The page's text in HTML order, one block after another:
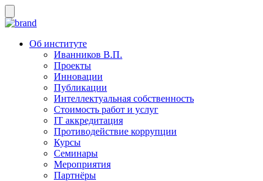
Об институте
Иванников В.П.
Проекты
Инновации
Публикации
Интеллектуальная собственность
Стоимость работ и услуг
IT аккредитация
Противодействие коррупции
Курсы
Семинары
Мероприятия
Партнёры